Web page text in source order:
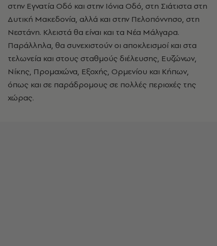
στην Εγνατία Οδό και στην Ιόνια Οδό, στη Σιάτιστα στη
Δυτική Μακεδονία, αλλά και στην Πελοπόννησο, στη
Νεστάνη. Κλειστά θα είναι και τα Νέα Μάλγαρα.
Παράλληλα, θα συνεχιστούν οι αποκλεισμοί και στα
τελωνεία και στους σταθμούς διέλευσης, Ευζώνων,
Νίκης, Προμαχώνα, Εξοχής, Ορμενίου και Κήπων,
όπως και σε παράδρομους σε πολλές περιοχές της
χώρας.